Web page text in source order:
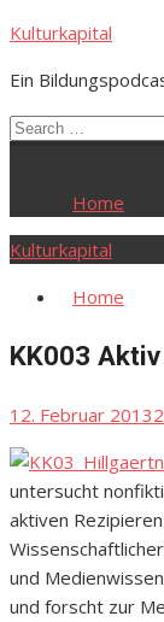
Skip
content
Kulturkapital
Ein
Search
Home
Kulturkapital
Home
KK003
Posted
on
12. Februar 2013
untersucht
aktiven
und
und forscht zur